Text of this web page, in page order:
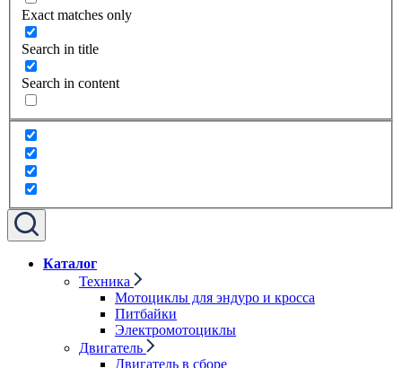
Exact matches only
Search in title
Search in content
Каталог
Техника
Мотоциклы для эндуро и кросса
Питбайки
Электромотоциклы
Двигатель
Двигатель в сборе